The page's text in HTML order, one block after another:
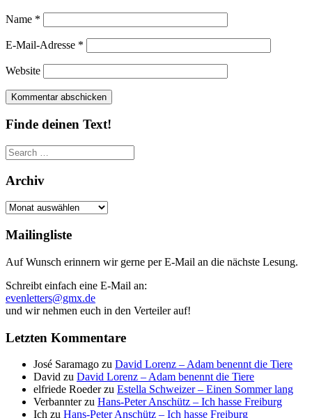
Name *
E-Mail-Adresse *
Website
Finde deinen Text!
Search
for:
Archiv
Archiv
Mailingliste
Auf Wunsch erinnern wir gerne per E-Mail an die nächste Lesung.
Schreibt einfach eine E-Mail an:
evenletters@gmx.de
und wir nehmen euch in den Verteiler auf!
Letzten Kommentare
José Saramago zu David Lorenz – Adam benennt die Tiere
David zu David Lorenz – Adam benennt die Tiere
elfriede Roederzu Estella Schweizer – Einen Sommer lang
Verbannterzu Hans-Peter Anschütz – Ich hasse Freiburg
Ich zu Hans-Peter Anschütz – Ich hasse Freiburg